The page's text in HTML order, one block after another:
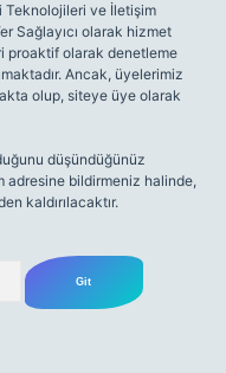
Teknolojileri ve İletişim
Sağlayıcı olarak hizmet
proaktif olarak denetleme
Ancak, üyelerimiz
olup, siteye üye olarak
düşündüğünüz
adresine bildirmeniz halinde,
kaldırılacaktır.